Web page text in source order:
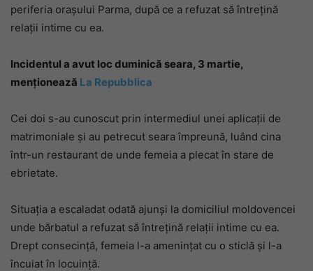
periferia orașului Parma, după ce a refuzat să întrețină
relații intime cu ea.
Incidentul a avut loc duminică seara, 3 martie,
menționează La Repubblica
Cei doi s-au cunoscut prin intermediul unei aplicații de
matrimoniale și au petrecut seara împreună, luând cina
într-un restaurant de unde femeia a plecat în stare de
ebrietate.
Situația a escaladat odată ajunși la domiciliul moldovencei
unde bărbatul a refuzat să întrețină relații intime cu ea.
Drept consecință, femeia l-a amenințat cu o sticlă și l-a
încuiat în locuință.